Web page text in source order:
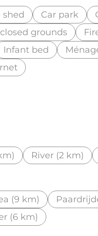
shed Car park
grounds
Infant bed
River (2 km)
(9 km)
(6 km)